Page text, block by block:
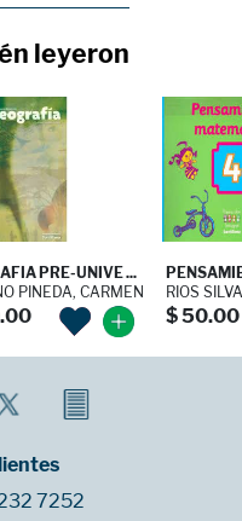
leyeron
PRE-UNIVE ...
PINEDA, CARMEN
RIOS
$ 50.00
7252